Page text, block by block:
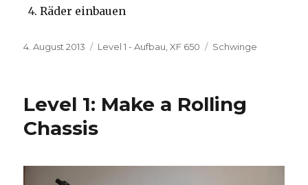
Räder einbauen
Veröffentlicht
4. August 2013 Kategorien
Level 1 - Aufbau ,XF 650 Schlagwörter
Schwinge
Level 1: Make a Rolling
Chassis